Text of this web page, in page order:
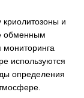
и
обменным
мониторинга
используются
определения